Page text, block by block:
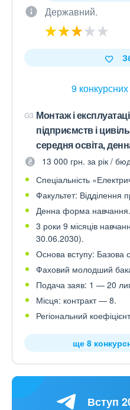
Державний.
9
G3 Монтаж і
підприємств і
середня освіта,
13 000 грн. за рік /
Спеціальність
Факультет: Відділення
Денна форма навчання.
3 роки 9 місяців
30.06.2030).
Основа вступу: Базова
Фаховий молодший
Подача заяв: 1 — 20
Місця: контракт — 8.
Регіональний
ще 8
Вступ